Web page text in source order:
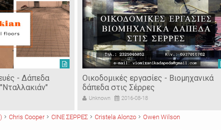
- Δάπεδα
Οικοδομικές εργασίες - Βιομηχανικά
δάπεδα στις Σέρρες
Unknown 2016-08-18
Chris Cooper CINE ΣΕΡΡΕΣ Cristela Alonzo Owen Wilson